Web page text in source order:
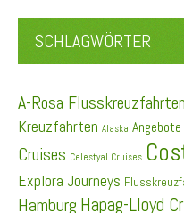
SCHLAGWÖRTER
A-Rosa Flusskreuzfahrten
Kreuzfahrten Alaska Angebote
Cruises Celestyal Cruises
Explora Journeys
Hamburg Hapag-Lloyd